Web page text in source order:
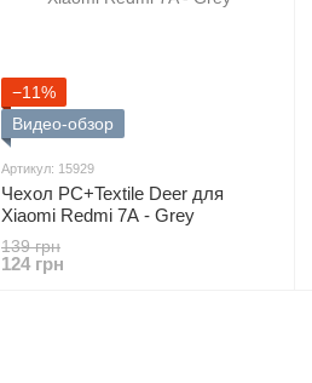
−11%
Видео-обзор
Артикул: 15929
Чехол PC+Textile Deer для
Xiaomi Redmi 7A - Grey
139 грн
124 грн